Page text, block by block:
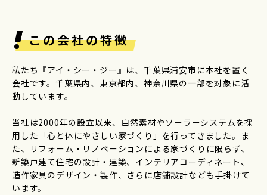
この会社の特徴
私たち『アイ・シー・ジー』は、千葉県浦安市に本社を置く
会社です。千葉県内、東京都内、神奈川県の一部を対象に活
動しています。
当社は2000年の設立以来、自然素材やソーラーシステムを採
用した「心と体にやさしい家づくり」を行ってきました。ま
た、リフォーム・リノベーションによる家づくりに限らず、
新築戸建て住宅の設計・建築、インテリアコーディネート、
造作家具のデザイン・製作、さらに店舗設計なども手掛けて
います。